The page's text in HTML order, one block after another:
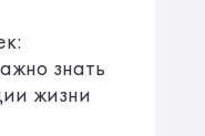
знать
жизни